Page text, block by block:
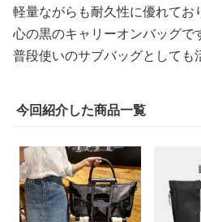
軽量ながらも耐久性に優れて
心の黒のキャリーオンバッグで
普段使いのサブバッグとしても
今回紹介した商品一覧